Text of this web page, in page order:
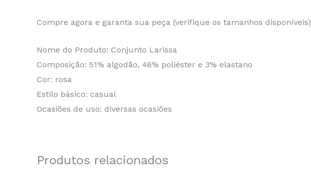
Compre agora e garanta sua peça (verifique os tamanhos disponíveis)
Nome do Produto: Conjunto Larissa
Composição: 51% algodão, 46% poliéster e 3% elastano
Cor: rosa
Estilo básico: casual
Ocasiões de uso: diversas ocasiões
Produtos relacionados